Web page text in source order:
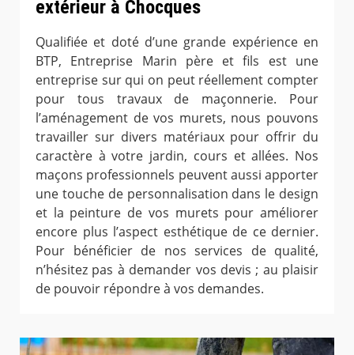
extérieur à Chocques
Qualifiée et doté d’une grande expérience en
BTP, Entreprise Marin père et fils est une
entreprise sur qui on peut réellement compter
pour tous travaux de maçonnerie. Pour
l’aménagement de vos murets, nous pouvons
travailler sur divers matériaux pour offrir du
caractère à votre jardin, cours et allées. Nos
maçons professionnels peuvent aussi apporter
une touche de personnalisation dans le design
et la peinture de vos murets pour améliorer
encore plus l’aspect esthétique de ce dernier.
Pour bénéficier de nos services de qualité,
n’hésitez pas à demander vos devis ; au plaisir
de pouvoir répondre à vos demandes.